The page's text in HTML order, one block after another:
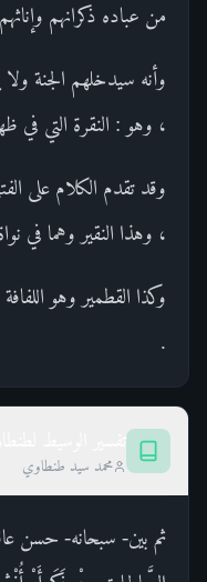
من عباده ذكرانهم
وأنه سيدخلهم الجنة
، وهو : النقرة التي في
وقد تقدم الكلام على
، وهذا النقير وهما في
وكذا القطمير وهو اللفافة
.
محمد سيد طنطاوي
ثم بين- سبحانه- حسن